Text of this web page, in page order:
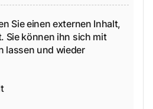
Sie einen externen Inhalt,
Sie können ihn sich mit
lassen und wieder